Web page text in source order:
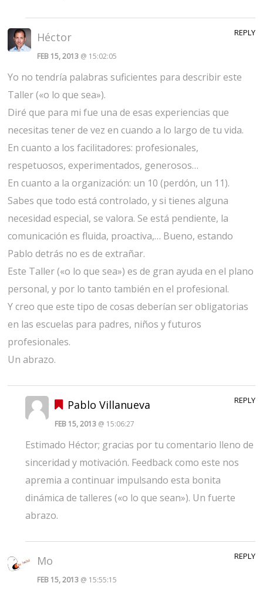
Héctor
FEB 15, 2013 @ 15:02:05
Yo no tendría palabras suficientes para describir este
Taller («o lo que sea»).
Diré que para mi fue una de esas experiencias que
necesitas tener de vez en cuando a lo largo de tu vida.
En cuanto a los facilitadores: profesionales,
respetuosos, experimentados, generosos…
En cuanto a la organización: un 10 (perdón, un 11).
Sabes que todo está controlado, y si tienes alguna
necesidad especial, se valora. Se está pendiente, la
comunicación es fluida, proactiva,… Bueno, estando
Pablo detrás no es de extrañar.
Este Taller («o lo que sea») es de gran ayuda en el plano
personal, y por lo tanto también en el profesional.
Y creo que este tipo de cosas deberían ser obligatorias
en las escuelas para padres, niños y futuros
profesionales.
Un abrazo.
REPLY
Pablo Villanueva
FEB 15, 2013 @ 15:06:27
Estimado Héctor; gracias por tu comentario lleno de
sinceridad y motivación. Feedback como este nos
apremia a continuar impulsando esta bonita
dinámica de talleres («o lo que sean»). Un fuerte
abrazo.
REPLY
Mo
FEB 15, 2013 @ 15:55:15
REPLY